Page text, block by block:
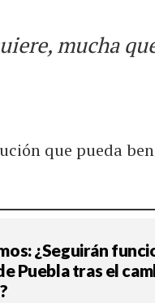
mucha
que pueda
¿Seguirán
Puebla tras el